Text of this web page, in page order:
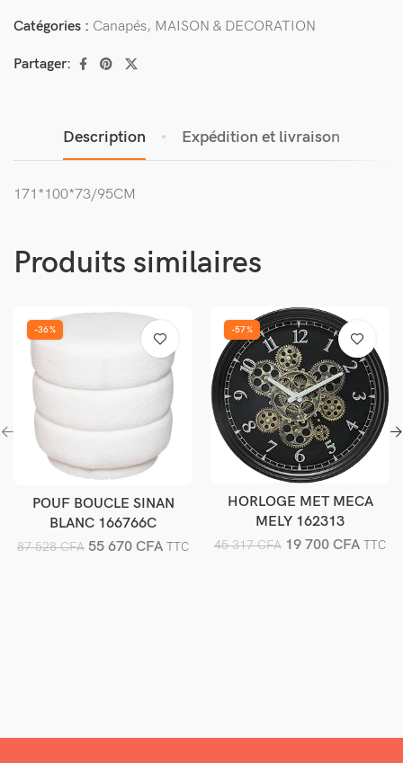
Catégories : Canapés, MAISON & DECORATION
Partager:
Description Expédition et livraison
171*100*73/95CM
Produits similaires
-36%
Ajouter au panier
POUF BOUCLE SINAN
BLANC 166766C
87 528CFA 55 670 CFA TTC
-57%
Ajouter au panier
HORLOGE MET MECA
MELY 162313
45 317CFA 19 700 CFA TTC